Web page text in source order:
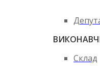
Склад